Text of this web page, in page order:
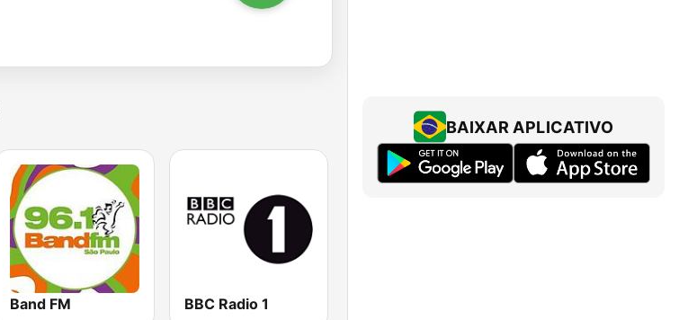
Band FM BBC Radio 1
BAIXAR APLICATIVO